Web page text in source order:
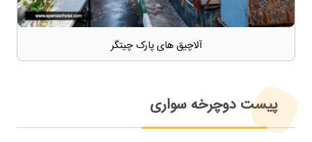
آلاچیق های پارک چیتگر
پیست دوچرخه سواری